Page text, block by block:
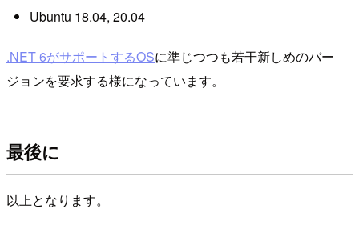
Ubuntu 18.04, 20.04
.NET 6がサポートするOSに準じつつも若干新しめのバー
ジョンを要求する様になっています。
最後に
以上となります。